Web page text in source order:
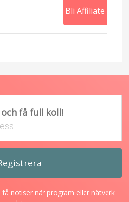
Bli Affiliate
få full koll!
få notiser när program eller nätverk